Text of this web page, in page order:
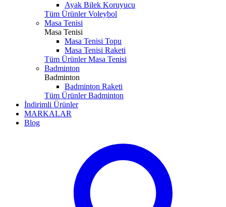
Ayak Bilek Koruyucu
Tüm Ürünler Voleybol
Masa Tenisi
Masa Tenisi
Masa Tenisi Topu
Masa Tenisi Raketi
Tüm Ürünler Masa Tenisi
Badminton
Badminton
Badminton Raketi
Tüm Ürünler Badminton
İndirimli Ürünler
MARKALAR
Blog